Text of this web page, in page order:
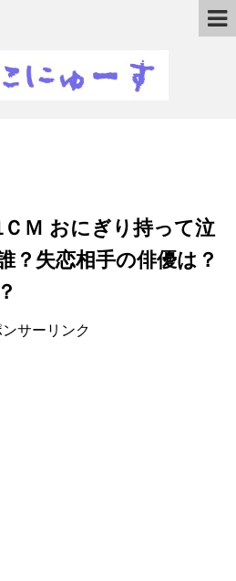
Ｍ おにぎり持って泣
？失恋相手の俳優は？
ンサーリンク